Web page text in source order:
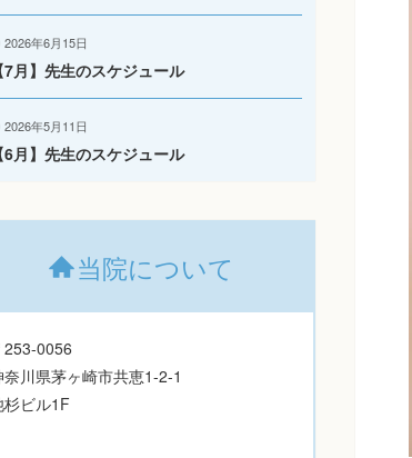
2026年6月15日
7月】先生のスケジュール
2026年5月11日
6月】先生のスケジュール
当院について
253-0056
奈川県茅ヶ崎市共恵1-2-1
杉ビル1F